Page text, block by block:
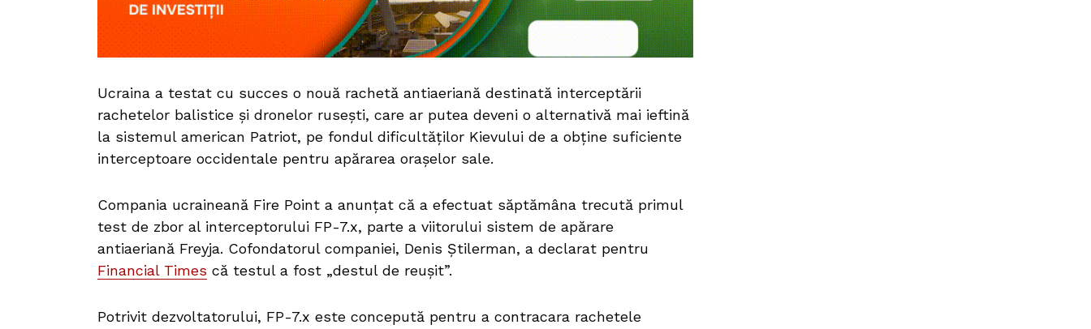
Ucraina a testat cu succes o nouă rachetă antiaeriană destinată interceptării
rachetelor balistice și dronelor rusești, care ar putea deveni o alternativă mai ieftină
la sistemul american Patriot, pe fondul dificultăților Kievului de a obține suficiente
interceptoare occidentale pentru apărarea orașelor sale.
Compania ucraineană Fire Point a anunțat că a efectuat săptămâna trecută primul
test de zbor al interceptorului FP-7.x, parte a viitorului sistem de apărare
antiaeriană Freyja. Cofondatorul companiei, Denis Știlerman, a declarat pentru
Financial Times că testul a fost „destul de reușit”.
Potrivit dezvoltatorului, FP-7.x este concepută pentru a contracara rachetele